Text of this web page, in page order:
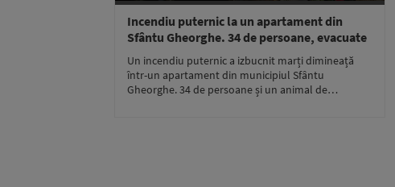
Incendiu puternic la un apartament din
Sfântu Gheorghe. 34 de persoane, evacuate
Un incendiu puternic a izbucnit marți dimineață
într-un apartament din municipiul Sfântu
Gheorghe. 34 de persoane și un animal de…